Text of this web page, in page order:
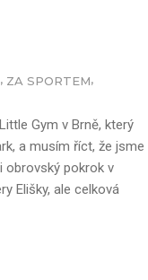
, ZA SPORTEM,
Gym v Brně, který
a musím říct, že jsme
obrovský pokrok v
Elišky, ale celková